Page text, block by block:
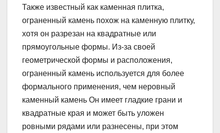
Также известный как каменная плитка,
ограненный камень похож на каменную плитку,
хотя он разрезан на квадратные или
прямоугольные формы. Из-за своей
геометрической формы и расположения,
ограненный камень используется для более
формального применения, чем неровный
каменный камень Он имеет гладкие грани и
квадратные края и может быть уложен
ровными рядами или разнесены, при этом